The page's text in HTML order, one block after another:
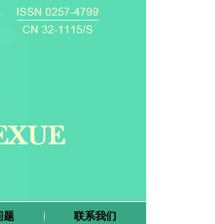
题 联系我们